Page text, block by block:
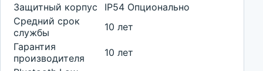
Защитный корпус
IP54 Опционально
Средний срок
службы
10 лет
Гарантия
производителя
10 лет